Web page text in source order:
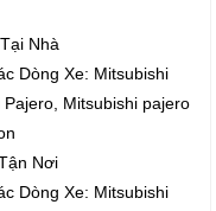
Nhà
Xe: Mitsubishi
Mitsubishi pajero
Nơi
Xe: Mitsubishi